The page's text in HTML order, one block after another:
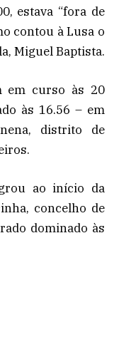
estava “fora de
contou à Lusa o
Miguel Baptista.
em curso às 20
às 16.56 – em
distrito de
ao início da
concelho de
dominado às